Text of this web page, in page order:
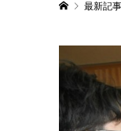
最新記